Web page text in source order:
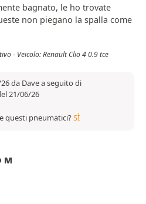
bagnato, le ho trovate
non piegano la spalla come
- Veicolo: Renault Clio 4 0.9 tce
da Dave a seguito di
21/06/26
questi pneumatici?SÌ
M